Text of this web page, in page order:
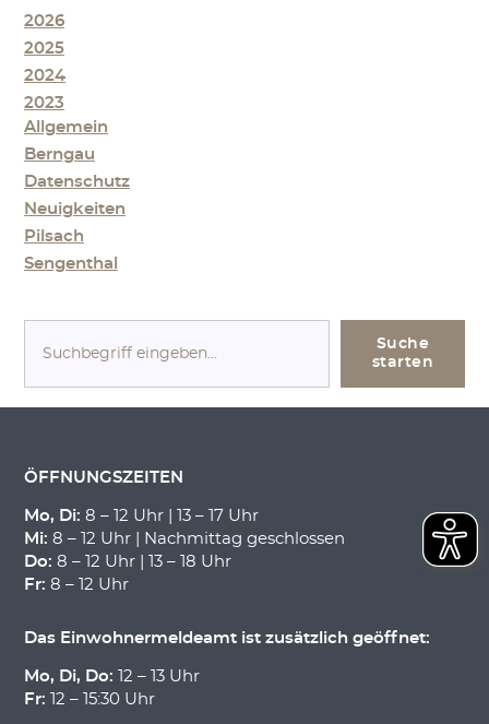
2026
2025
2024
2023
Allgemein
Berngau
Datenschutz
Neuigkeiten
Pilsach
Sengenthal
Suche
starten
ÖFFNUNGSZEITEN
Mo, Di: 8 – 12 Uhr | 13 – 17 Uhr
Mi: 8 – 12 Uhr | Nachmittag geschlossen
Do: 8 – 12 Uhr | 13 – 18 Uhr
Fr: 8 – 12 Uhr
Das Einwohnermeldeamt ist zusätzlich geöffnet:
Mo, Di, Do: 12 – 13 Uhr
Fr: 12 – 15:30 Uhr